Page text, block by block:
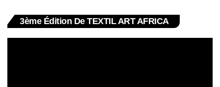
3ème Édition De TEXTIL ART AFRICA